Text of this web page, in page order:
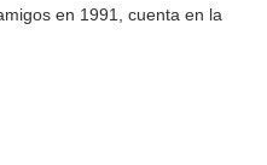
en 1991, cuenta en la